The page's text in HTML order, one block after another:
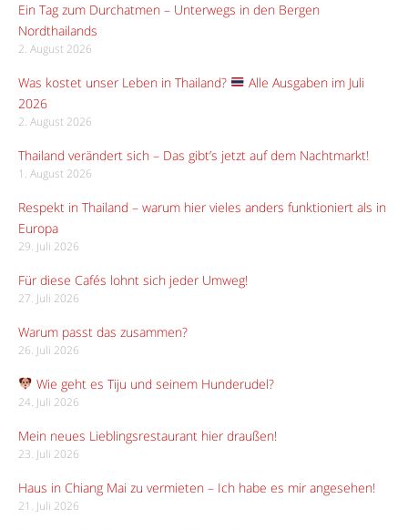
Ein Tag zum Durchatmen – Unterwegs in den Bergen
Nordthailands
2. August 2026
Was kostet unser Leben in Thailand?
Alle Ausgaben im Juli
2026
2. August 2026
Thailand verändert sich – Das gibt’s jetzt auf dem Nachtmarkt!
1. August 2026
Respekt in Thailand – warum hier vieles anders funktioniert als in
Europa
29. Juli 2026
Für diese Cafés lohnt sich jeder Umweg!
27. Juli 2026
Warum passt das zusammen?
26. Juli 2026
Wie geht es Tiju und seinem Hunderudel?
24. Juli 2026
Mein neues Lieblingsrestaurant hier draußen!
23. Juli 2026
Haus in Chiang Mai zu vermieten – Ich habe es mir angesehen!
21. Juli 2026